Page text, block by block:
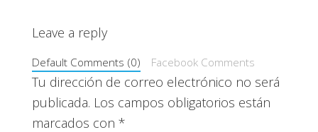
Interacciones
con
los
lectores
Leave a reply
Default Comments (0) Facebook Comments
Tu dirección de correo electrónico no será
publicada. Los campos obligatorios están
marcados con *